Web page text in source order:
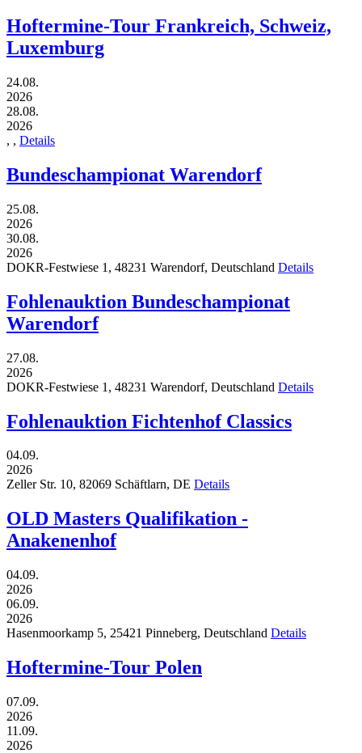
Hoftermine-Tour Frankreich, Schweiz,
Luxemburg
24.08.
2026
28.08.
2026
, , Details
Bundeschampionat Warendorf
25.08.
2026
30.08.
2026
DOKR-Festwiese 1, 48231 Warendorf, Deutschland Details
Fohlenauktion Bundeschampionat
Warendorf
27.08.
2026
DOKR-Festwiese 1, 48231 Warendorf, Deutschland Details
Fohlenauktion Fichtenhof Classics
04.09.
2026
Zeller Str. 10, 82069 Schäftlarn, DE Details
OLD Masters Qualifikation -
Anakenenhof
04.09.
2026
06.09.
2026
Hasenmoorkamp 5, 25421 Pinneberg, Deutschland Details
Hoftermine-Tour Polen
07.09.
2026
11.09.
2026